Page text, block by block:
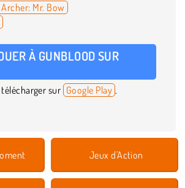
Mr. Bow
À GUNBLOOD SUR
sur Google Play .
Jeux d'Action